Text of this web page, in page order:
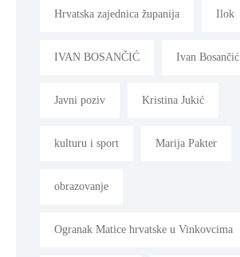
Hrvatska zajednica županija Ilok
IVAN BOSANČIĆ Ivan Bosančić
Javni poziv Kristina Jukić
kulturu i sport Marija Pakter
obrazovanje
Ogranak Matice hrvatske u Vinkovcima